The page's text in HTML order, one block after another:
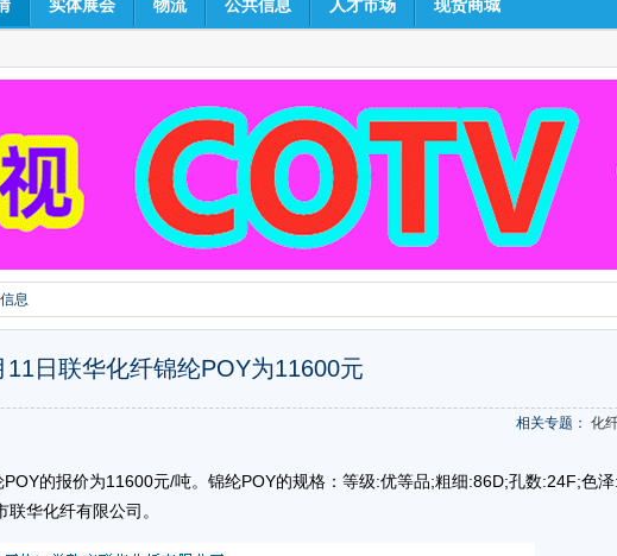
实体展会 物流 公共信息 人才市场 现货商城
息
11日联华化纤锦纶POY为11600元
相关专题： 化
的报价为11600元/吨。锦纶POY的规格：等级:优等品;粗细:86D;孔数:24F;色
华化纤有限公司。